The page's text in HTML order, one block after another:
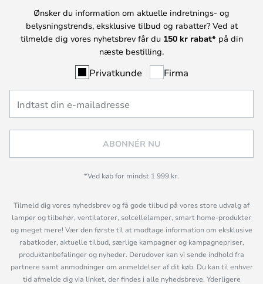
Ønsker du information om aktuelle indretnings- og
belysningstrends, eksklusive tilbud og rabatter? Ved at
tilmelde dig vores nyhetsbrev får du 150 kr rabat* på din
næste bestilling.
Privatkunde Firma
ABONNÉR NU
*Ved køb for mindst 1 999 kr.
Tilmeld dig vores nyhedsbrev og få gode tilbud på vores store udvalg af
lamper og tilbehør, ventilatorer, solcellelamper, smart home-produkter
og meget mere! Vær den første til at modtage information om eksklusive
rabatkoder, aktuelle tilbud, særlige kampagner og kampagnepriser,
produktanbefalinger og nyheder. Derudover kan vi sende indhold fra
partnere samt anmodninger om anmeldelser af dit køb. Du kan til enhver
tid afmelde dig via linket, der findes i alle nyhedsbreve. Yderligere